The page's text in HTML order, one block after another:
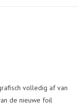
volledig af van
de nieuwe foil